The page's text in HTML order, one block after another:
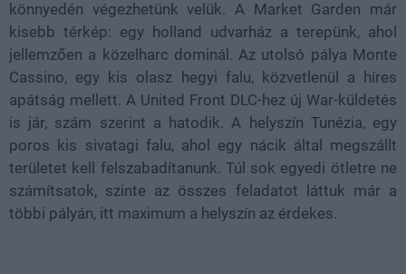
könnyedén végezhetünk velük. A Market Garden már
kisebb térkép: egy holland udvarház a terepünk, ahol
jellemzően a közelharc dominál. Az utolsó pálya Monte
Cassino, egy kis olasz hegyi falu, közvetlenül a híres
apátság mellett. A United Front DLC-hez új War-küldetés
is jár, szám szerint a hatodik. A helyszín Tunézia, egy
poros kis sivatagi falu, ahol egy nácik által megszállt
területet kell felszabadítanunk. Túl sok egyedi ötletre ne
számítsatok, szinte az összes feladatot láttuk már a
többi pályán, itt maximum a helyszín az érdekes.